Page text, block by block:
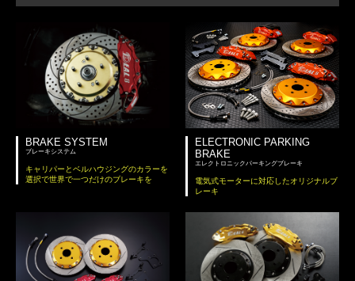
BRAKE SYSTEM
ブレーキシステム
キャリパーとベルハウジングのカラーを
選択で世界で一つだけのブレーキを
ELECTRONIC PARKING
BRAKE
エレクトロニックパーキングブレーキ
電気式モーターに対応したオリジナルブ
レーキ